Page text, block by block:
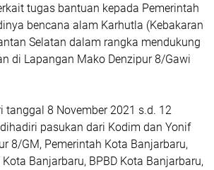
tugas bantuan kepada Pemerintah
bencana alam Karhutla (Kebakaran
Selatan dalam rangka mendukung
di Lapangan Mako Denzipur 8/Gawi
8 November 2021 s.d. 12
pasukan dari Kodim dan Yonif
8/GM, Pemerintah Kota Banjarbaru,
Banjarbaru, BPBD Kota Banjarbaru,